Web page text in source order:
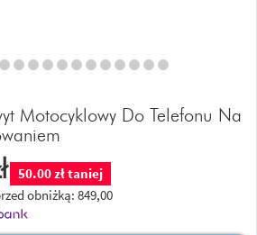
Motocyklowy Do Telefonu Na
50.00 zł taniej
obniżką: 849,00